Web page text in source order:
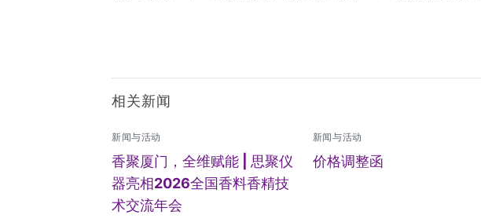
相关新闻
新闻与活动
香聚厦门，全维赋能 | 思聚仪
器亮相2026全国香料香精技
术交流年会
新闻与活动
价格调整函